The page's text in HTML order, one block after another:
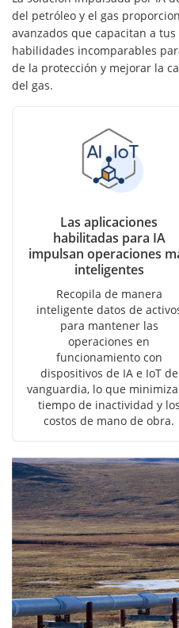
del petróleo y el gas
avanzados que capacitan a
habilidades incomparables
de la protección y mejorar la
del gas.
Las aplicaciones
habilitadas para IA
impulsan operaciones
inteligentes
Recopila de manera
inteligente datos de
para mantener las
operaciones en
funcionamiento con
dispositivos de IA e IoT de
vanguardia, lo que
tiempo de inactividad y los
costos de mano de obra.